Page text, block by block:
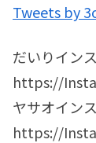
Tweets by
だいりイン
https://
ヤサオイン
https://